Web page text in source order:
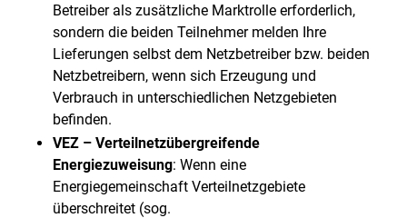
Betreiber als zusätzliche Marktrolle erforderlich,
sondern die beiden Teilnehmer melden Ihre
Lieferungen selbst dem Netzbetreiber bzw. beiden
Netzbetreibern, wenn sich Erzeugung und
Verbrauch in unterschiedlichen Netzgebieten
befinden.
VEZ – Verteilnetzübergreifende
Energiezuweisung: Wenn eine
Energiegemeinschaft Verteilnetzgebiete
überschreitet (sog.